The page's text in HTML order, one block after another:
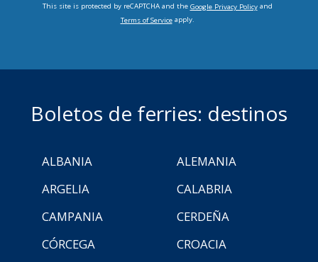
This site is protected by reCAPTCHA and the Google Privacy Policyand
Terms of Serviceapply.
Boletos de ferries: destinos
ALBANIA
ALEMANIA
ARGELIA
CALABRIA
CAMPANIA
CERDEÑA
CÓRCEGA
CROACIA